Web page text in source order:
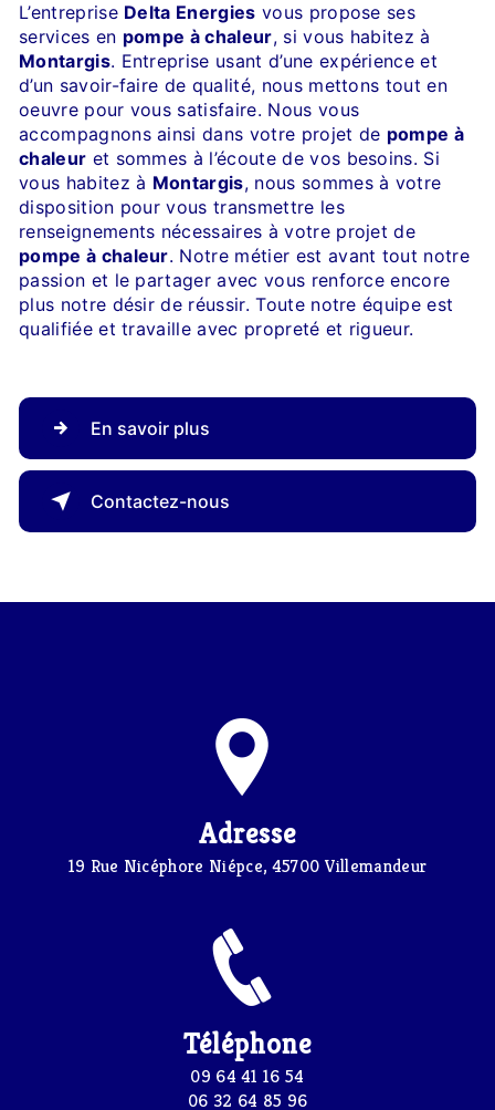
L’entreprise Delta Energies vous propose ses
services en pompe à chaleur, si vous habitez à
Montargis. Entreprise usant d’une expérience et
d’un savoir-faire de qualité, nous mettons tout en
oeuvre pour vous satisfaire. Nous vous
accompagnons ainsi dans votre projet de pompe à
chaleur et sommes à l’écoute de vos besoins. Si
vous habitez à Montargis, nous sommes à votre
disposition pour vous transmettre les
renseignements nécessaires à votre projet de
pompe à chaleur. Notre métier est avant tout notre
passion et le partager avec vous renforce encore
plus notre désir de réussir. Toute notre équipe est
qualifiée et travaille avec propreté et rigueur.
En savoir plus
Contactez-nous
Adresse
19 Rue Nicéphore Niépce, 45700 Villemandeur
Téléphone
09 64 41 16 54
06 32 64 85 96